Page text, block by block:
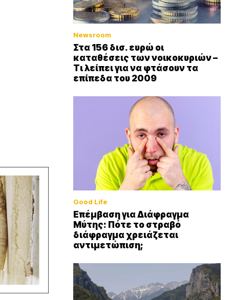
Newsroom
Στα 156 δισ. ευρώ οι
καταθέσεις των νοικοκυριών –
Τι λείπει για να φτάσουν τα
επίπεδα του 2009
Good Life
Επέμβαση για Διάφραγμα
Μύτης: Πότε το στραβό
διάφραγμα χρειάζεται
αντιμετώπιση;